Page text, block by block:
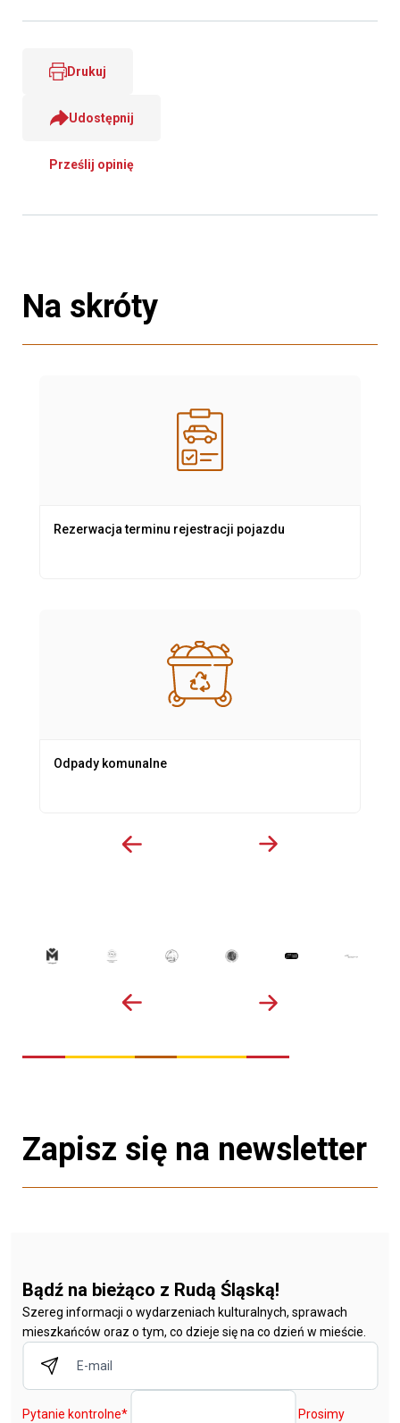
Drukuj
Udostępnij
Prześlij opinię
Na skróty
Rezerwacja terminu rejestracji pojazdu
Odpady komunalne
Zapisz się na newsletter
Bądź na bieżąco z Rudą Śląską!
Szereg informacji o wydarzeniach kulturalnych, sprawach
mieszkańców oraz o tym, co dzieje się na co dzień w mieście.
Pytanie kontrolne* Prosimy